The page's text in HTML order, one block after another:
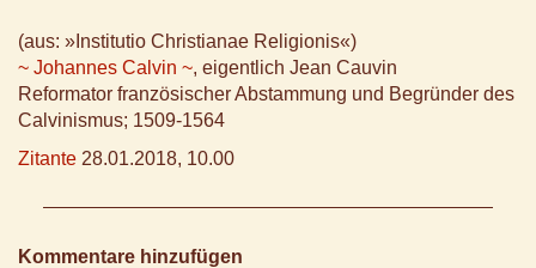
(aus: »Institutio Christianae Religionis«)
~ Johannes Calvin ~, eigentlich Jean Cauvin
Reformator französischer Abstammung und Begründer des
Calvinismus; 1509-1564
Zitante 28.01.2018, 10.00
Kommentare hinzufügen